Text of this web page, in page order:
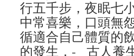
行五千步，夜眠七
中常喜樂，口頭無
循適合自己體質的
的發生，- 古人養